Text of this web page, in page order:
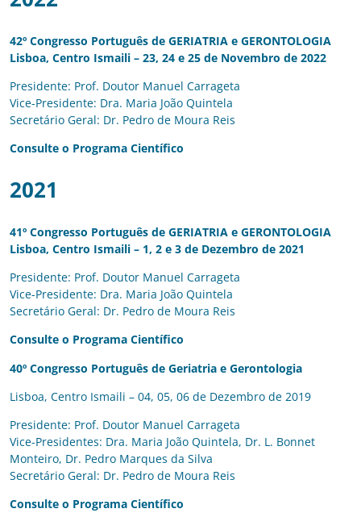
42º Congresso Português de GERIATRIA e GERONTOLOGIA
Lisboa, Centro Ismaili – 23, 24 e 25 de Novembro de 2022
Presidente: Prof. Doutor Manuel Carrageta
Vice-Presidente: Dra. Maria João Quintela
Secretário Geral: Dr. Pedro de Moura Reis
Consulte o Programa Científico
2021
41º Congresso Português de GERIATRIA e GERONTOLOGIA
Lisboa, Centro Ismaili – 1, 2 e 3 de Dezembro de 2021
Presidente: Prof. Doutor Manuel Carrageta
Vice-Presidente: Dra. Maria João Quintela
Secretário Geral: Dr. Pedro de Moura Reis
Consulte o Programa Científico
40º Congresso Português de Geriatria e Gerontologia
Lisboa, Centro Ismaili – 04, 05, 06 de Dezembro de 2019
Presidente: Prof. Doutor Manuel Carrageta
Vice-Presidentes: Dra. Maria João Quintela, Dr. L. Bonnet
Monteiro, Dr. Pedro Marques da Silva
Secretário Geral: Dr. Pedro de Moura Reis
Consulte o Programa Científico